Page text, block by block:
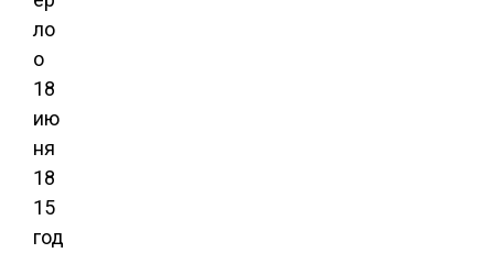
ло
о
18
ию
ня
18
15
год